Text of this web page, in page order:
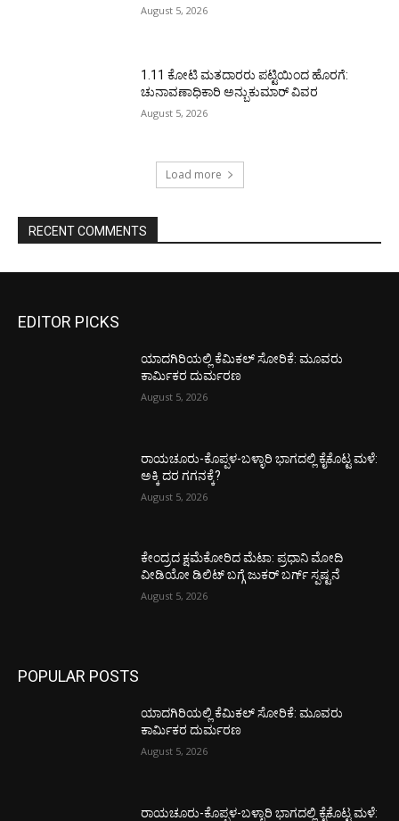
August 5, 2026
1.11 ಕೋಟಿ ಮತದಾರರು ಪಟ್ಟಿಯಿಂದ ಹೊರಗೆ:
ಚುನಾವಣಾಧಿಕಾರಿ ಅನ್ಬುಕುಮಾರ್ ವಿವರ
August 5, 2026
Load more
RECENT COMMENTS
EDITOR PICKS
ಯಾದಗಿರಿಯಲ್ಲಿ ಕೆಮಿಕಲ್ ಸೋರಿಕೆ: ಮೂವರು
ಕಾರ್ಮಿಕರ ದುರ್ಮರಣ
August 5, 2026
ರಾಯಚೂರು-ಕೊಪ್ಪಳ-ಬಳ್ಳಾರಿ ಭಾಗದಲ್ಲಿ ಕೈಕೊಟ್ಟ ಮಳೆ:
ಅಕ್ಕಿ ದರ ಗಗನಕ್ಕೆ?
August 5, 2026
ಕೇಂದ್ರದ ಕ್ಷಮೆಕೋರಿದ ಮೆಟಾ: ಪ್ರಧಾನಿ ಮೋದಿ
ವೀಡಿಯೋ ಡಿಲಿಟ್ ಬಗ್ಗೆ ಜುಕರ್ ಬರ್ಗ್ ಸ್ಪಷ್ಟನೆ
August 5, 2026
POPULAR POSTS
ಯಾದಗಿರಿಯಲ್ಲಿ ಕೆಮಿಕಲ್ ಸೋರಿಕೆ: ಮೂವರು
ಕಾರ್ಮಿಕರ ದುರ್ಮರಣ
August 5, 2026
ರಾಯಚೂರು-ಕೊಪ್ಪಳ-ಬಳ್ಳಾರಿ ಭಾಗದಲ್ಲಿ ಕೈಕೊಟ್ಟ ಮಳೆ: